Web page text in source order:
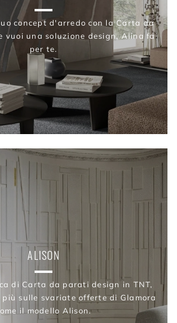
concept d'arredo con la Carta da
vuoi una soluzione design, Alina fa
per te.
ALISON
di Carta da parati design in TNT,
più sulle svariate offerte di Glamora
il modello Alison.